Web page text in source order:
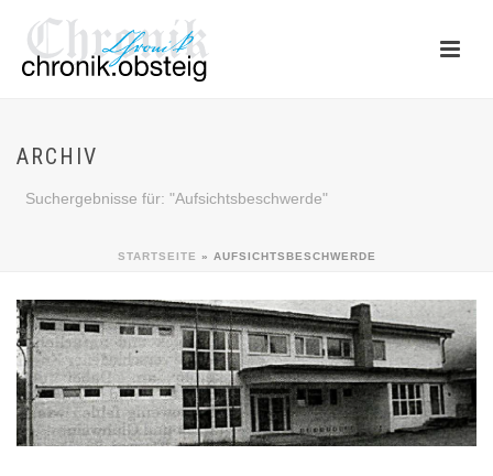
ARCHIV
Suchergebnisse für: "Aufsichtsbeschwerde"
STARTSEITE » AUFSICHTSBESCHWERDE